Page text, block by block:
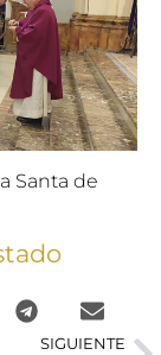
Santa de
SIGUIENTE